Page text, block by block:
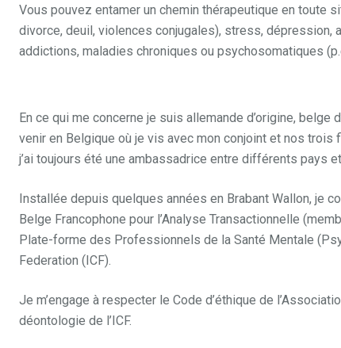
Vous pouvez entamer un chemin thérapeutique en toute
divorce, deuil, violences conjugales), stress, dépression,
addictions, maladies chroniques ou psychosomatiques
En ce qui me concerne je suis allemande d’origine, belge
venir en Belgique où je vis avec mon conjoint et nos
j’ai toujours été une ambassadrice entre différents pays
Installée depuis quelques années en Brabant Wallon, je
Belge Francophone pour l’Analyse Transactionnelle
Plate-forme des Professionnels de la Santé Mentale
Federation (ICF).
Je m’engage à respecter le Code d’éthique de
déontologie de l’ICF.